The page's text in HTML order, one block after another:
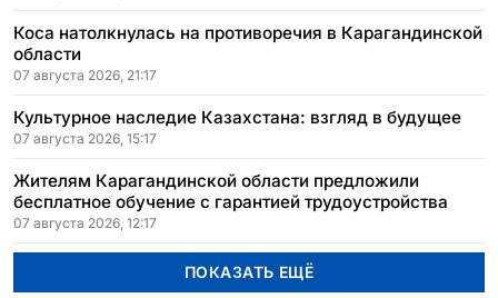
Коса натолкнулась на противоречия в Карагандинской
области
07 августа 2026, 21:17
Культурное наследие Казахстана: взгляд в будущее
07 августа 2026, 15:17
Жителям Карагандинской области предложили
бесплатное обучение с гарантией трудоустройства
07 августа 2026, 12:17
ПОКАЗАТЬ ЕЩЁ